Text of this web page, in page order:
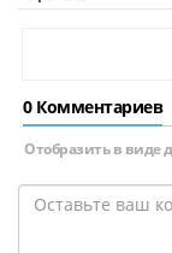
0 Комментариев
Отобразить в виде